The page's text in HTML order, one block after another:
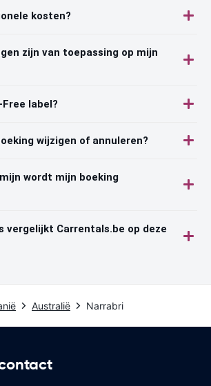
kosten?
zijn van toepassing op mijn
label?
wijzigen of annuleren?
wordt mijn boeking
vergelijkt Carrentals.be op deze
Australië Narrabri